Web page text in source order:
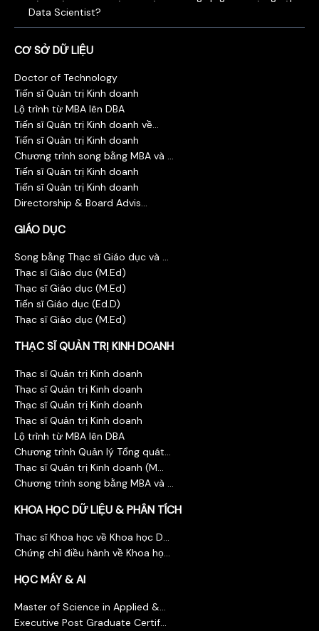
Data Scientist?
CƠ SỞ DỮ LIỆU
Doctor of Technology
Tiến sĩ Quản trị Kinh doanh
Lộ trình từ MBA lên DBA
Tiến sĩ Quản trị Kinh doanh về...
Tiến sĩ Quản trị Kinh doanh
Chương trình song bằng MBA và ...
Tiến sĩ Quản trị Kinh doanh
Tiến sĩ Quản trị Kinh doanh
Directorship & Board Advis...
GIÁO DỤC
Song bằng Thạc sĩ Giáo dục và ...
Thạc sĩ Giáo dục (M.Ed)
Thạc sĩ Giáo dục (M.Ed)
Tiến sĩ Giáo dục (Ed.D)
Thạc sĩ Giáo dục (M.Ed)
THẠC SĨ QUẢN TRỊ KINH DOANH
Thạc sĩ Quản trị Kinh doanh
Thạc sĩ Quản trị Kinh doanh
Thạc sĩ Quản trị Kinh doanh
Thạc sĩ Quản trị Kinh doanh
Lộ trình từ MBA lên DBA
Chương trình Quản lý Tổng quát...
Thạc sĩ Quản trị Kinh doanh (M...
Chương trình song bằng MBA và ...
KHOA HỌC DỮ LIỆU & PHÂN TÍCH
Thạc sĩ Khoa học về Khoa học D...
Chứng chỉ điều hành về Khoa họ...
HỌC MÁY & AI
Master of Science in Applied &...
Executive Post Graduate Certif...